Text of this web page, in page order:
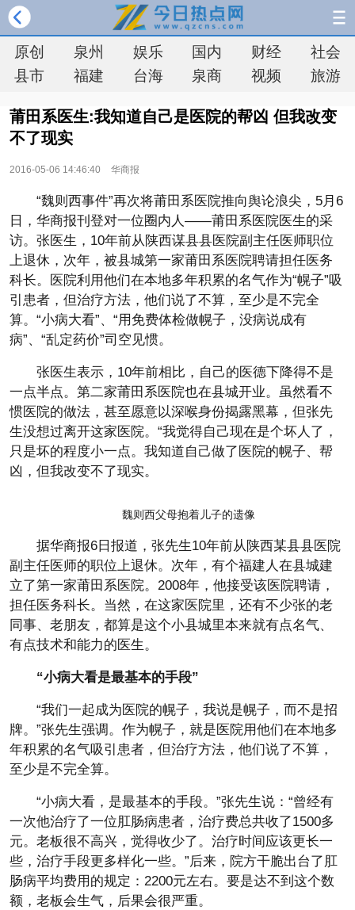
原创 泉州 娱乐 国内 财经
社会
县市
福建 台海 泉商 视频 旅游
莆田系医生:我知道自己是医院的帮凶 但我改变
不了现实
2016-05-06 14:46:40 华商报
“魏则西事件”再次将莆田系医院推向舆论浪尖，5月6
日，华商报刊登对一位圈内人——莆田系医院医生的采
访。张医生，10年前从陕西谋县县医院副主任医师职位
上退休，次年，被县城第一家莆田系医院聘请担任医务
科长。医院利用他们在本地多年积累的名气作为“幌子”吸
引患者，但治疗方法，他们说了不算，至少是不完全
算。“小病大看”、“用免费体检做幌子，没病说成有
病”、“乱定药价”司空见惯。
张医生表示，10年前相比，自己的医德下降得不是
一点半点。第二家莆田系医院也在县城开业。虽然看不
惯医院的做法，甚至愿意以深喉身份揭露黑幕，但张先
生没想过离开这家医院。“我觉得自己现在是个坏人了，
只是坏的程度小一点。我知道自己做了医院的幌子、帮
凶，但我改变不了现实。
魏则西父母抱着儿子的遗像
据华商报6日报道，张先生10年前从陕西某县县医院
副主任医师的职位上退休。次年，有个福建人在县城建
立了第一家莆田系医院。2008年，他接受该医院聘请，
担任医务科长。当然，在这家医院里，还有不少张的老
同事、老朋友，都算是这个小县城里本来就有点名气、
有点技术和能力的医生。
“小病大看是最基本的手段”
“我们一起成为医院的幌子，我说是幌子，而不是招
牌。”张先生强调。作为幌子，就是医院用他们在本地多
年积累的名气吸引患者，但治疗方法，他们说了不算，
至少是不完全算。
“小病大看，是最基本的手段。”张先生说：“曾经有
一次他治疗了一位肛肠病患者，治疗费总共收了1500多
元。老板很不高兴，觉得收少了。治疗时间应该更长一
些，治疗手段更多样化一些。”后来，院方干脆出台了肛
肠病平均费用的规定：2200元左右。要是达不到这个数
额，老板会生气，后果会很严重。